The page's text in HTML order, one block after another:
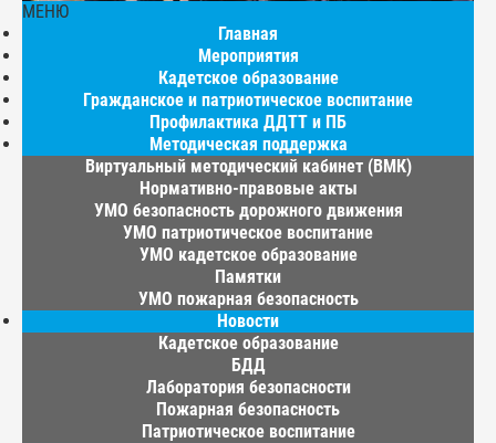
МЕНЮ
Главная
Мероприятия
Кадетское образование
Гражданское и патриотическое воспитание
Профилактика ДДТТ и ПБ
Методическая поддержка
Виртуальный методический кабинет (ВМК)
Нормативно-правовые акты
УМО безопасность дорожного движения
УМО патриотическое воспитание
УМО кадетское образование
Памятки
УМО пожарная безопасность
Новости
Кадетское образование
БДД
Лаборатория безопасности
Пожарная безопасность
Патриотическое воспитание